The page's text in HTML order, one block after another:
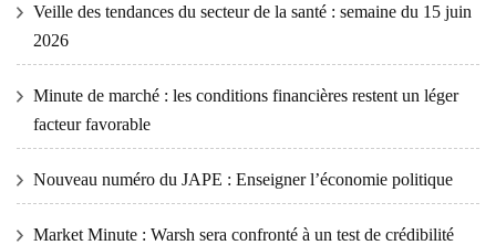
Veille des tendances du secteur de la santé : semaine du 15 juin
2026
Minute de marché : les conditions financières restent un léger
facteur favorable
Nouveau numéro du JAPE : Enseigner l’économie politique
Market Minute : Warsh sera confronté à un test de crédibilité